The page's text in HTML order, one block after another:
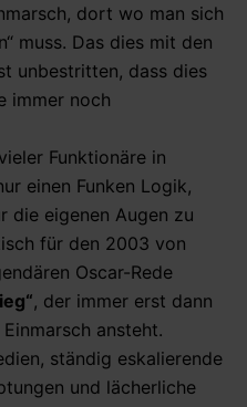
dort wo man sich
muss. Das dies mit den
unbestritten, dass dies
immer noch
Funktionäre in
einen Funken Logik,
die eigenen Augen zu
für den 2003 von
Oscar-Rede
, der immer erst dann
ansteht.
ständig eskalierende
und lächerliche